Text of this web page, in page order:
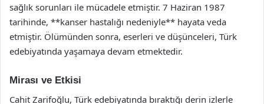
sağlık sorunları ile mücadele etmiştir. 7 Haziran 1987
tarihinde, **kanser hastalığı nedeniyle** hayata veda
etmiştir. Ölümünden sonra, eserleri ve düşünceleri, Türk
edebiyatında yaşamaya devam etmektedir.
Mirası ve Etkisi
Cahit Zarifoğlu, Türk edebiyatında bıraktığı derin izlerle